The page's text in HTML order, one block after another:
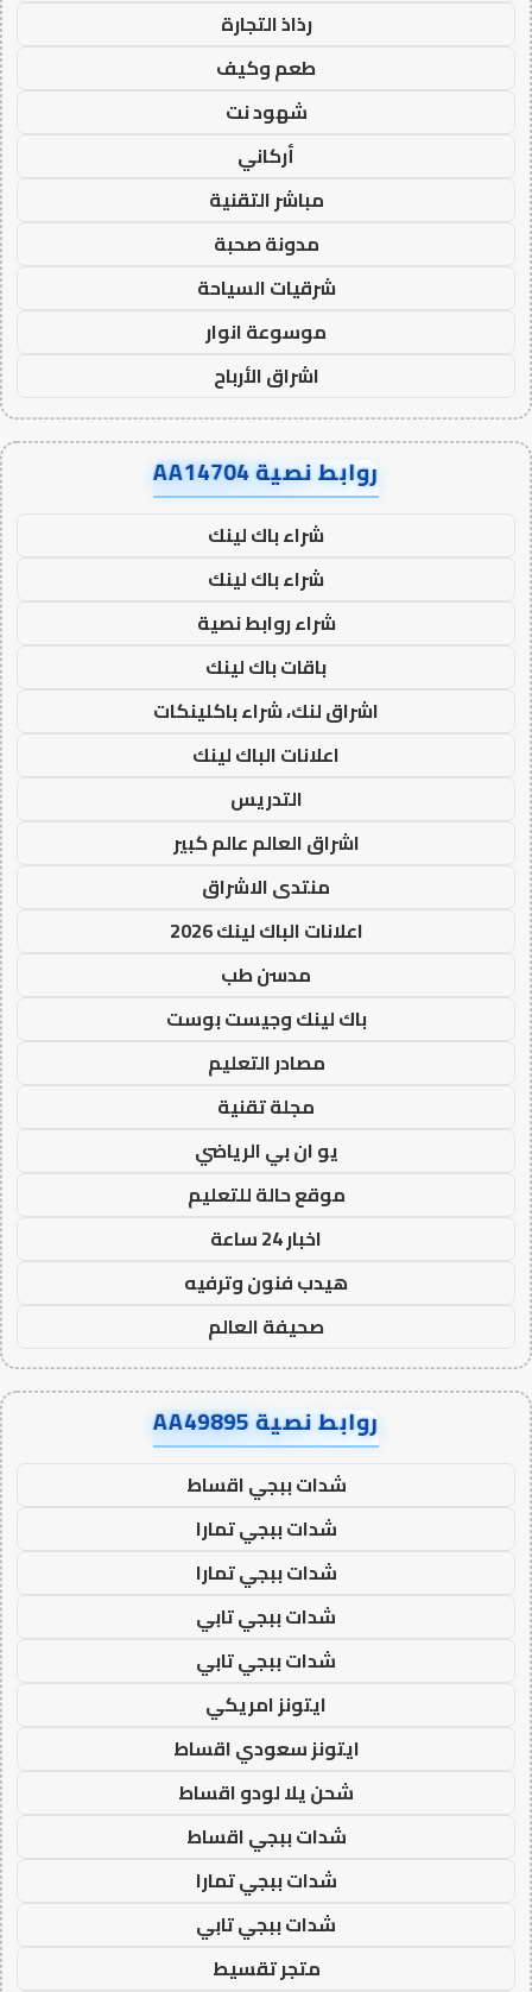
رذاذ التجارة
طعم وكيف
شهود نت
أركاني
مباشر التقنية
مدونة صحبة
شرقيات السياحة
موسوعة انوار
اشراق الأرباح
روابط نصية AA14704
شراء باك لينك
شراء باك لينك
شراء روابط نصية
باقات باك لينك
اشراق لنك، شراء باكلينكات
اعلانات الباك لينك
التدريس
اشراق العالم عالم كبير
منتدى الاشراق
اعلانات الباك لينك 2026
مدسن طب
باك لينك وجيست بوست
مصادر التعليم
مجلة تقنية
يو ان بي الرياضي
موقع حالة للتعليم
اخبار 24 ساعة
هيدب فنون وترفيه
صحيفة العالم
روابط نصية AA49895
شدات ببجي اقساط
شدات ببجي تمارا
شدات ببجي تمارا
شدات ببجي تابي
شدات ببجي تابي
ايتونز امريكي
ايتونز سعودي اقساط
شحن يلا لودو اقساط
شدات ببجي اقساط
شدات ببجي تمارا
شدات ببجي تابي
متجر تقسيط